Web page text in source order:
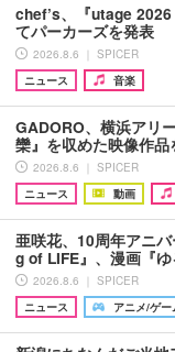
chef’s、『utage
てパーカーズを発表
2026.8.6 ｜ SPICER
ニュース
音楽
GADORO、横浜アリ
欒』を収めた映像作
2026.8.6 ｜ SPICER
ニュース
動画
亜咲花、10周年アニ
g of LIFE』、漫画『
2026.8.6 ｜ SPICER
ニュース
アニメ/ゲー